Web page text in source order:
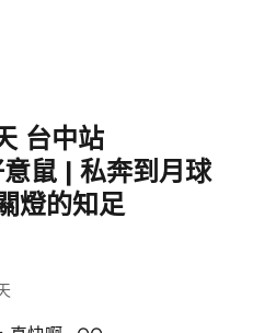
台中站
鼠 | 私奔到月球
燈的知足